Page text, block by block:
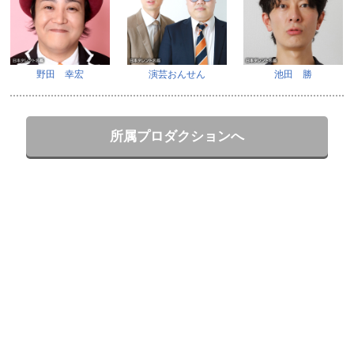
野田 幸宏 演芸おんせん 池田 勝
所属プロダクションへ